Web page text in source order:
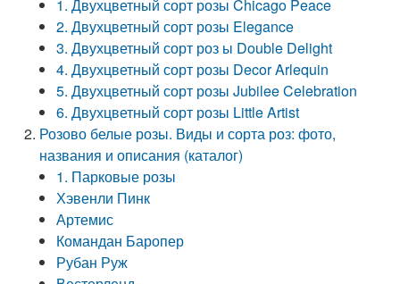
1. Двухцветный сорт розы Chicago Peace
2. Двухцветный сорт розы Elegance
3. Двухцветный сорт роз ы Double Delight
4. Двухцветный сорт розы Decor Arlequin
5. Двухцветный сорт розы Jubilee Celebration
6. Двухцветный сорт розы Little Artist
Розово белые розы. Виды и сорта роз: фото,
названия и описания (каталог)
1. Парковые розы
Хэвенли Пинк
Артемис
Командан Баропер
Рубан Руж